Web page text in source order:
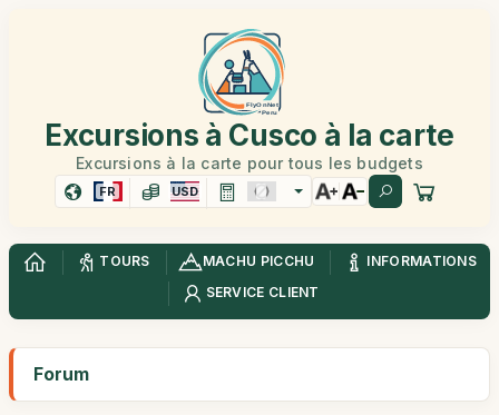
Excursions à Cusco à la carte
Excursions à la carte pour tous les budgets
FR USD
TOURS MACHU PICCHU
INFORMATIONS
SERVICE CLIENT
Forum